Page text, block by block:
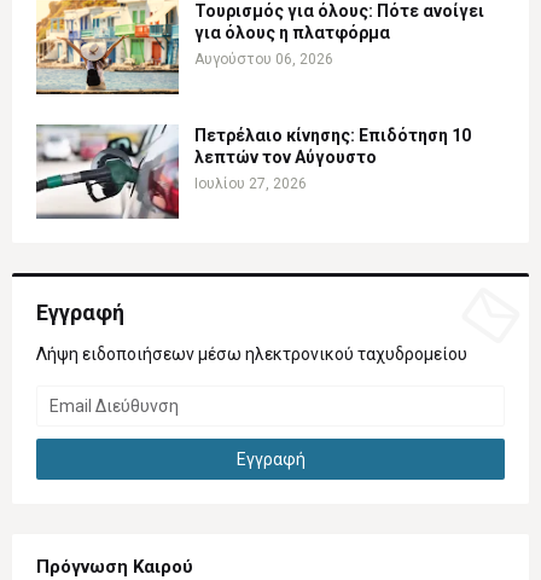
Τουρισμός για όλους: Πότε ανοίγει
για όλους η πλατφόρμα
Αυγούστου 06, 2026
Πετρέλαιο κίνησης: Επιδότηση 10
λεπτών τον Αύγουστο
Ιουλίου 27, 2026
Εγγραφή
Λήψη ειδοποιήσεων μέσω ηλεκτρονικού ταχυδρομείου
Πρόγνωση Καιρού